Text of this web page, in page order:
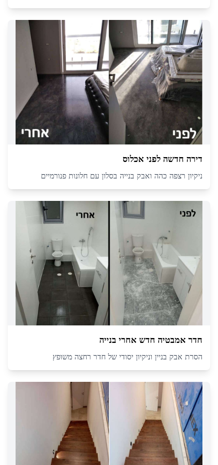
דירה חדשה לפני אכלוס
ניקיון רצפה כהה ואבק בנייה בסלון עם חלונות פנורמיים
חדר אמבטיה חדש אחרי בנייה
הסרת אבק בניין וניקיון יסודי של חדר רחצה משופץ